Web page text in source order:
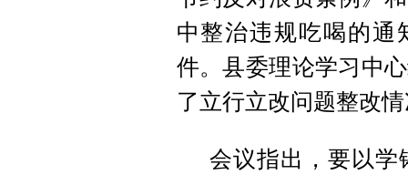
中整治违规吃喝的通
件。县委理论学习中
了立行立改问题整改
会议指出，要以学